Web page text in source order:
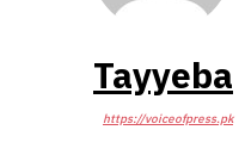
Tayyeba
https://voiceofpress.pk